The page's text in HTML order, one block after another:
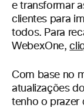
e transformar
clientes para
todos. Para
WebexOne,
Com base no
atualizações
tenho o prazer